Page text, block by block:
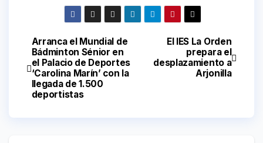
Navegación
de
entradas
El IES La Orden
prepara el
desplazamiento a
Arjonilla
Arranca el Mundial de
Bádminton Sénior en
el Palacio de Deportes
‘Carolina Marín’ con la
llegada de 1.500
deportistas